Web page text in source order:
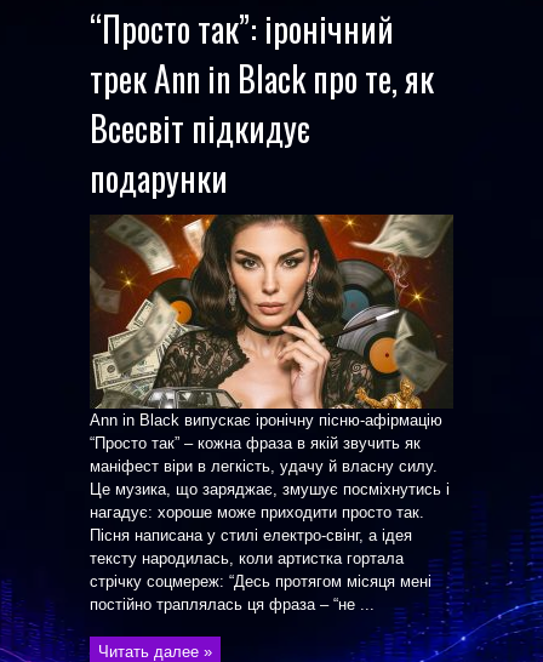
“Просто так”: іронічний
трек Ann in Black про те, як
Всесвіт підкидує
подарунки
Ann in Black випускає іронічну пісню-афірмацію
“Просто так” – кожна фраза в якій звучить як
маніфест віри в легкість, удачу й власну силу.
Це музика, що заряджає, змушує посміхнутись і
нагадує: хороше може приходити просто так.
Пісня написана у стилі електро-свінг, а ідея
тексту народилась, коли артистка гортала
стрічку соцмереж: “Десь протягом місяця мені
постійно траплялась ця фраза – “не ...
Читать далее »